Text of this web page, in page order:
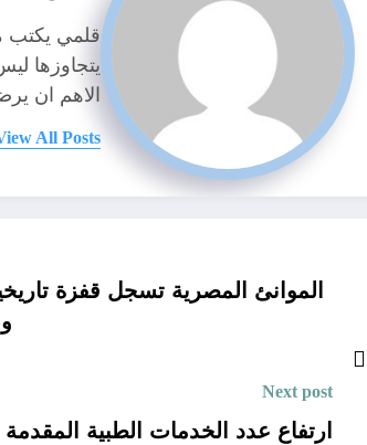
قلمي يكتب
يتجاوزها
الاهم ان
All Posts
Next post
ارتفاع عدد الخدمات الطبية